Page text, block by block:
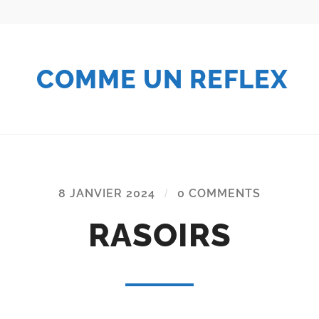
COMME UN REFLEX
8 JANVIER 2024 / 0 COMMENTS
RASOIRS